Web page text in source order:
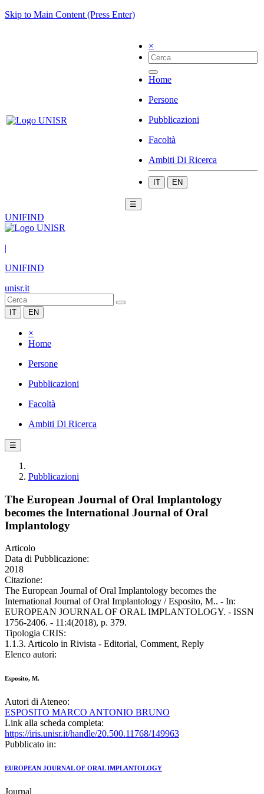
Skip to Main Content (Press Enter)
×
Home
Persone
Pubblicazioni
Facoltà
Ambiti Di Ricerca
IT EN
☰
UNIFIND
|
UNIFIND
unisr.it
IT EN
×
Home
Persone
Pubblicazioni
Facoltà
Ambiti Di Ricerca
☰
Pubblicazioni
The European Journal of Oral Implantology
becomes the International Journal of Oral
Implantology
Articolo
Data di Pubblicazione:
2018
Citazione:
The European Journal of Oral Implantology becomes the
International Journal of Oral Implantology / Esposito, M.. - In:
EUROPEAN JOURNAL OF ORAL IMPLANTOLOGY. - ISSN
1756-2406. - 11:4(2018), p. 379.
Tipologia CRIS:
1.1.3. Articolo in Rivista - Editorial, Comment, Reply
Elenco autori:
Esposito, M.
Autori di Ateneo:
ESPOSITO MARCO ANTONIO BRUNO
Link alla scheda completa:
https://iris.unisr.it/handle/20.500.11768/149963
Pubblicato in:
EUROPEAN JOURNAL OF ORAL IMPLANTOLOGY
Journal